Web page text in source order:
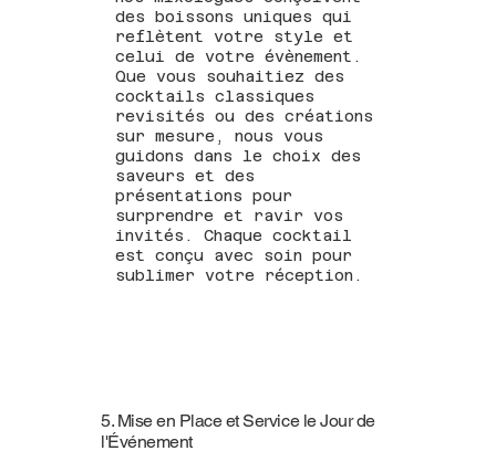
des boissons uniques qui
reflètent votre style et
celui de votre évènement.
Que vous souhaitiez des
cocktails classiques
revisités ou des créations
sur mesure, nous vous
guidons dans le choix des
saveurs et des
présentations pour
surprendre et ravir vos
invités. Chaque cocktail
est conçu avec soin pour
sublimer votre réception.
5. Mise en Place et Service le Jour de
l'Événement